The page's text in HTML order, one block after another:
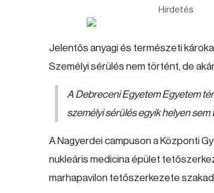
Hirdetés
Jelentős anyagi és természeti
Személyi sérülés nem történt, de
A Debreceni Egyetem Egyetem
személyi sérülés egyik helyen sem
A Nagyerdei campuson a Központi
nukleáris medicina épület
marhapavilon tetőszerkezete